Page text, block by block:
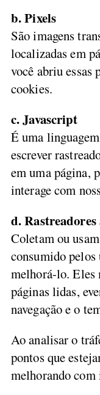
b. Pixels
São imagens
localizadas em
você abriu essas
cookies.
c. Javascript
É uma
escrever
em uma página,
interage com
d.
Coletam ou
consumido pelos
melhorá-lo. Eles
páginas lidas,
navegação e o
Ao analisar o
pontos que
melhorando com